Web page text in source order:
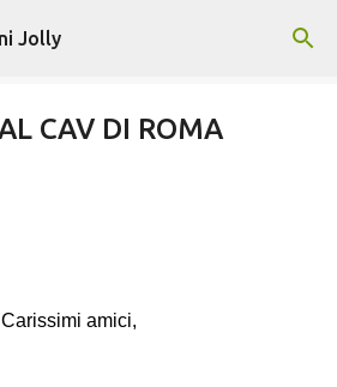
contenuti principali
Jolly
CAV DI ROMA
Carissimi amici,